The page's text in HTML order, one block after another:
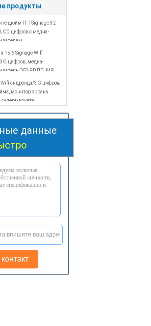
продукты
дюйм TFT Signage 32
цифров с медиа-
15,6 Signage Wifi
цифров, медиа-
ОБЪЯВЛЕНИЯ
Wifi андроида/3G цифров
монитор экрана
супермаркета
данные